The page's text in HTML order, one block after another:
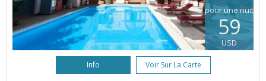
pour une nuit
59
USD
Info Voir Sur La Carte